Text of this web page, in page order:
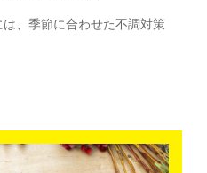
、季節に合わせた不調対策